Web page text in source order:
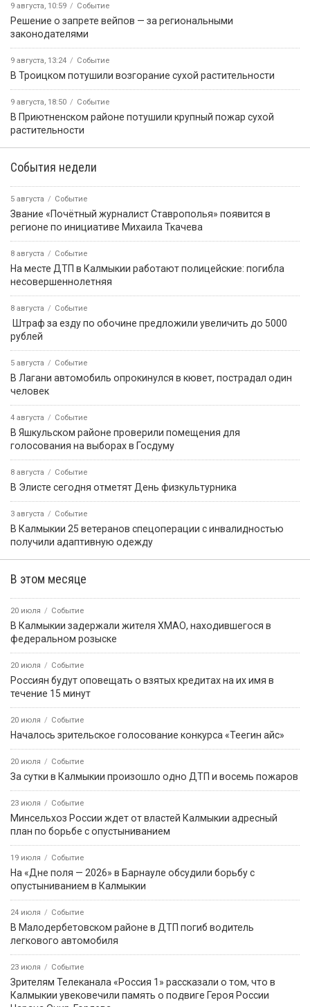
9 августа, 08:27 Событие
Бог создал Землю, а всё остальное на ней сделали
строители!
9 августа, 11:01 Событие
В Аргентине морской лев пробрался в каюту рыболовного
судна и уснул на кровати
9 августа, 13:23 Событие
9 августа — День воинской славы России
9 августа, 10:59 Событие
Решение о запрете вейпов — за региональными
законодателями
9 августа, 13:24 Событие
В Троицком потушили возгорание сухой растительности
9 августа, 18:50 Событие
В Приютненском районе потушили крупный пожар сухой
растительности
События недели
5 августа Событие
Звание «Почётный журналист Ставрополья» появится в
регионе по инициативе Михаила Ткачева
ПРИЁМНАЯ ПРЕЗИДЕНТА РОССИЙСКОЙ